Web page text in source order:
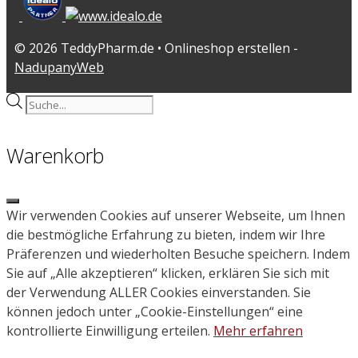
© 2026 TeddyPharm.de • Onlineshop erstellen -
NadupanyWeb
Products
Warenkorb
Close
Wir verwenden Cookies auf unserer Webseite, um Ihnen
die bestmögliche Erfahrung zu bieten, indem wir Ihre
Präferenzen und wiederholten Besuche speichern. Indem
Sie auf „Alle akzeptieren“ klicken, erklären Sie sich mit
der Verwendung ALLER Cookies einverstanden. Sie
können jedoch unter „Cookie-Einstellungen“ eine
kontrollierte Einwilligung erteilen. Mehr erfahren